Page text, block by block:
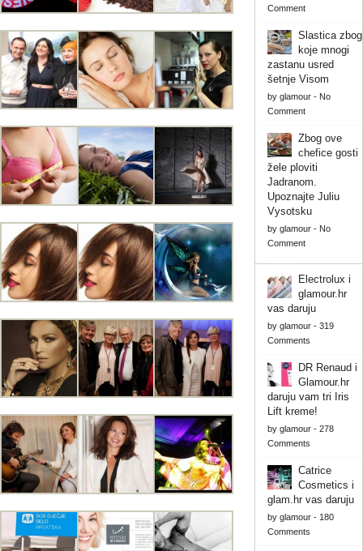
Comment
Slastica zbog
koje mnogi
zastanu usred
šetnje Visom
by glamour- No
Comment
Zbog ove
chefice gosti
žele ploviti
Jadranom.
Upoznajte Juliu
Vysotsku
by glamour- No
Comment
Electrolux i
glamour.hr
vas daruju
by glamour- 319
Comments
DR Renaud i
Glamour.hr
daruju vam tri Iris
Lift kreme!
by glamour- 278
Comments
Catrice
Cosmetics i
glam.hr vas daruju
by glamour- 180
Comments